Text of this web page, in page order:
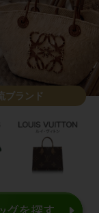
ブランド